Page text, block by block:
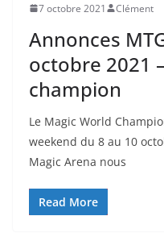
7 octobre 2021 Clément
Annonces
octobre 2021
champion
Le Magic World
weekend du 8 au 10
Magic Arena nous
Read More